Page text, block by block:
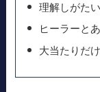
理解しがた
ヒーラーと
大当たりだ